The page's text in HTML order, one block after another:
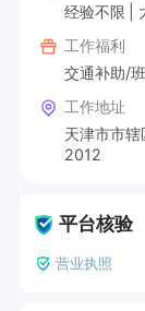
经验不限
工作福利
交通补助/
工作地址
天津市市
2012
平台核验
营业执照